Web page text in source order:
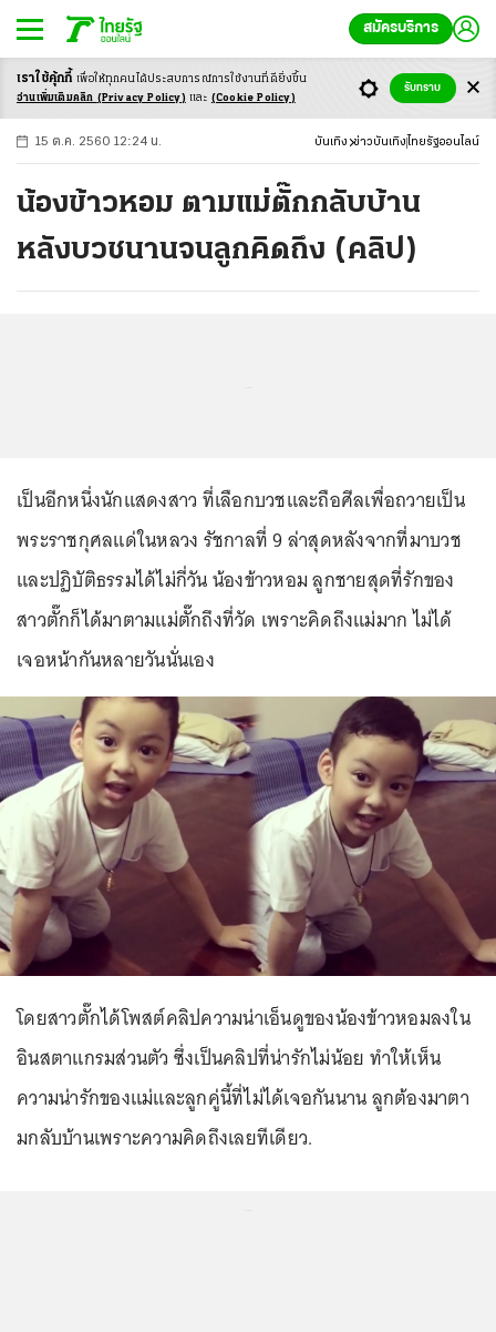
สมัครบริการ
-ก ก ก+
15 ต.ค. 2560 12:24 น. บันเทิง ข่าวบันเทิง ไทยรัฐออนไลน์
น้องข้าวหอม ตามแม่ตั๊กกลับบ้าน
หลังบวชนานจนลูกคิดถึง (คลิป)
เป็นอีกหนึ่งนักแสดงสาว ที่เลือกบวชและถือศีลเพื่อถวายเป็น
พระราชกุศลแด่ในหลวง รัชกาลที่ 9 ล่าสุดหลังจากที่มาบวช
และปฏิบัติธรรมได้ไม่กี่วัน น้องข้าวหอม ลูกชายสุดที่รักของ
สาวตั๊กก็ได้มาตามแม่ตั๊กถึงที่วัด เพราะคิดถึงแม่มาก ไม่ได้
เจอหน้ากันหลายวันนั่นเอง
โดยสาวตั๊กได้โพสต์คลิปความน่าเอ็นดูของน้องข้าวหอมลงใน
อินสตาแกรมส่วนตัว ซึ่งเป็นคลิปที่น่ารักไม่น้อย ทำให้เห็น
ความน่ารักของแม่และลูกคู่นี้ที่ไม่ได้เจอกันนาน ลูกต้องมาตา
มกลับบ้านเพราะความคิดถึงเลยทีเดียว.
เราใช้คุ้กกี้ เพื่อให้ทุกคนได้ประสบการณ์การใช้งานที่ดียิ่งขึ้น
อ่านเพิ่มเติมคลิก (Privacy Policy) และ (Cookie Policy)
รับทราบ